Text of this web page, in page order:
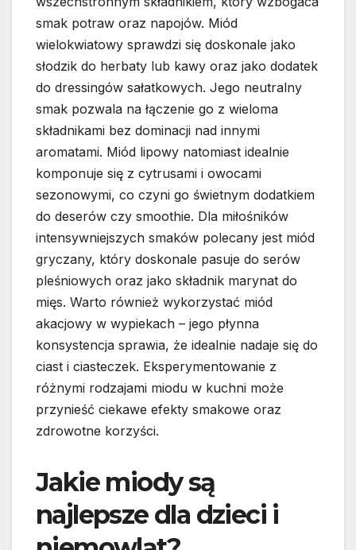
smak potraw oraz napojów. Miód
wielokwiatowy sprawdzi się doskonale jako
słodzik do herbaty lub kawy oraz jako dodatek
do dressingów sałatkowych. Jego neutralny
smak pozwala na łączenie go z wieloma
składnikami bez dominacji nad innymi
aromatami. Miód lipowy natomiast idealnie
komponuje się z cytrusami i owocami
sezonowymi, co czyni go świetnym dodatkiem
do deserów czy smoothie. Dla miłośników
intensywniejszych smaków polecany jest miód
gryczany, który doskonale pasuje do serów
pleśniowych oraz jako składnik marynat do
mięs. Warto również wykorzystać miód
akacjowy w wypiekach – jego płynna
konsystencja sprawia, że idealnie nadaje się do
ciast i ciasteczek. Eksperymentowanie z
różnymi rodzajami miodu w kuchni może
przynieść ciekawe efekty smakowe oraz
zdrowotne korzyści.
Jakie miody są
najlepsze dla dzieci i